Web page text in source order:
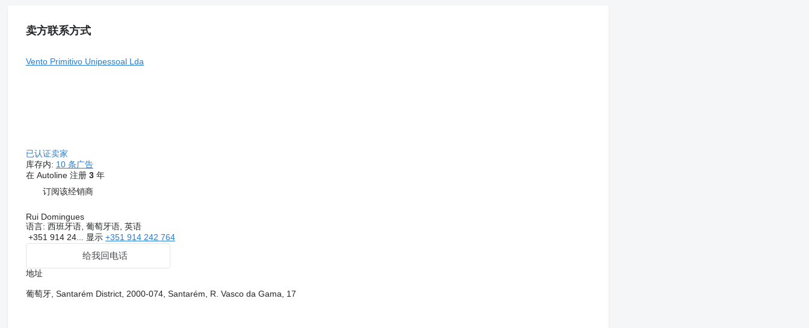
卖方联系方式
Vento Primitivo Unipessoal Lda
已认证卖家
库存内: 10 条广告
在 Autoline 注册 3年
订阅该经销商
Rui Domingues
语言: 西班牙语, 葡萄牙语, 英语
+351 914 24... 显示 +351 914 242 764
给我回电话
地址
葡萄牙, Santarém District, 2000-074, Santarém, R. Vasco da Gama, 17